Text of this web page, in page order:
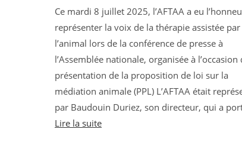
Ce mardi 8 juillet 2025, l’AFTAA a eu
représenter la voix de la thérapie assistée par
l’animal lors de la conférence de presse à
l’Assemblée nationale, organisée à l’occasion
présentation de la proposition de loi sur la
médiation animale (PPL) L’AFTAA était
par Baudouin Duriez, son directeur, qui a
Lire la suite: